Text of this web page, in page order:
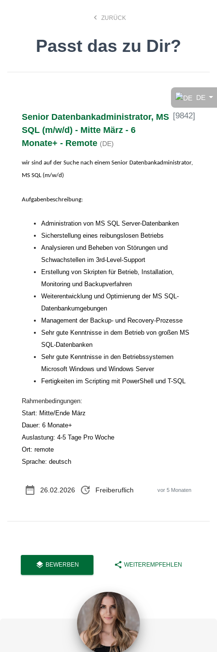
DE
Finde den Job, der Dir
search
keyboard_arrow_left ZURÜCK
Passt das zu Dir?
Senior Datenbankadministrator, MS
SQL (m/w/d) - Mitte März - 6
Monate+ - Remote (DE)
[9842]
wir sind auf der Suche nach einem Senior Datenbankadministrator,
MS SQL (m/w/d)
Aufgabenbeschreibung:
Administration von MS SQL Server-Datenbanken
Sicherstellung eines reibungslosen Betriebs
Analysieren und Beheben von Störungen und
Schwachstellen im 3rd-Level-Support
Erstellung von Skripten für Betrieb, Installation,
Monitoring und Backupverfahren
Weiterentwicklung und Optimierung der MS SQL-
Datenbankumgebungen
Management der Backup- und Recovery-Prozesse
Sehr gute Kenntnisse in dem Betrieb von großen MS
SQL-Datenbanken
Sehr gute Kenntnisse in den Betriebssystemen
Microsoft Windows und Windows Server
Fertigkeiten im Scripting mit PowerShell und T-SQL
Rahmenbedingungen:
Start: Mitte/Ende März
Dauer: 6 Monate+
Auslastung: 4-5 Tage Pro Woche
Ort: remote
Sprache: deutsch
date_range 26.02.2026 update Freiberuflich vor 5 Monaten
layers BEWERBEN share WEITEREMPFEHLEN